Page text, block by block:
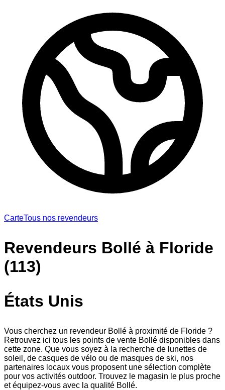
CarteTous nos revendeurs
Revendeurs Bollé à Floride
(113)
États Unis
Vous cherchez un revendeur Bollé à proximité de Floride ?
Retrouvez ici tous les points de vente Bollé disponibles dans
cette zone. Que vous soyez à la recherche de lunettes de
soleil, de casques de vélo ou de masques de ski, nos
partenaires locaux vous proposent une sélection complète
pour vos activités outdoor. Trouvez le magasin le plus proche
et équipez-vous avec la qualité Bollé.